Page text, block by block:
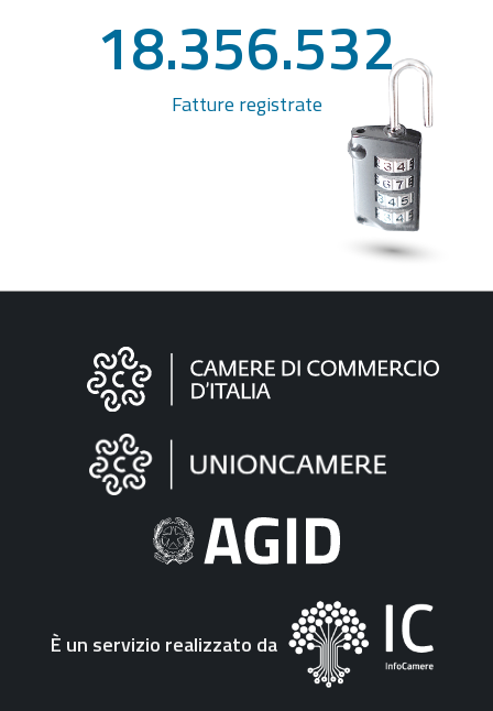
18.356.532
Fatture registrate
Informazioni
"Fattura
Elettronica"
È un servizio realizzato da